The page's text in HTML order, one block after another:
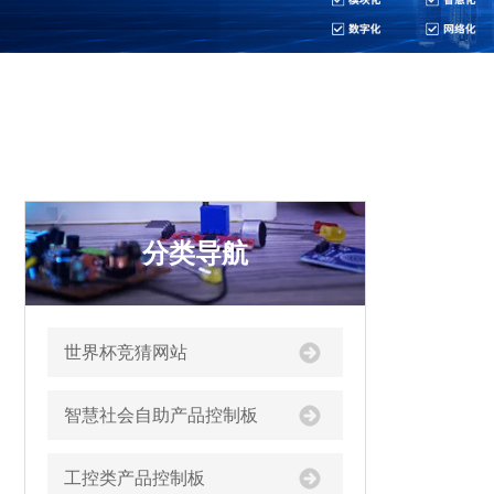
分类导航
世界杯竞猜网站
智慧社会自助产品控制板
工控类产品控制板